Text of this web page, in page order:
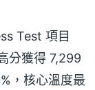
Test 項目
分獲得 7,299
，核心溫度最